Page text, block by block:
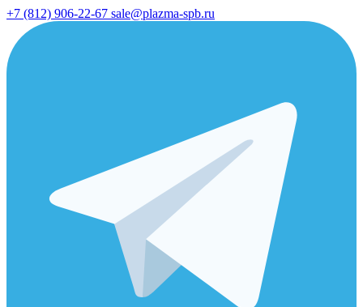
+7 (812) 906-22-67 sale@plazma-spb.ru